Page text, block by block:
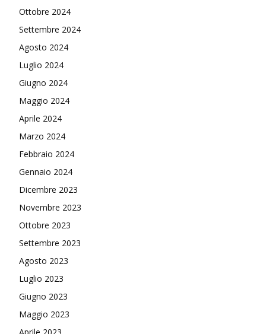
Ottobre 2024
Settembre 2024
Agosto 2024
Luglio 2024
Giugno 2024
Maggio 2024
Aprile 2024
Marzo 2024
Febbraio 2024
Gennaio 2024
Dicembre 2023
Novembre 2023
Ottobre 2023
Settembre 2023
Agosto 2023
Luglio 2023
Giugno 2023
Maggio 2023
Aprile 2023